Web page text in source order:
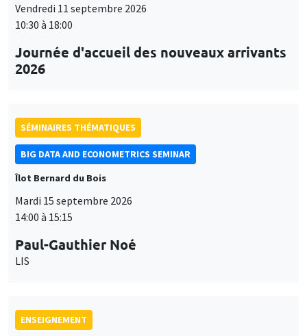
Vendredi 11 septembre 2026
10:30 à 18:00
Journée d'accueil des nouveaux arrivants
2026
SÉMINAIRES THÉMATIQUES
BIG DATA AND ECONOMETRICS SEMINAR
Îlot Bernard du Bois
Mardi 15 septembre 2026
14:00 à 15:15
Paul-Gauthier Noé
LIS
ENSEIGNEMENT